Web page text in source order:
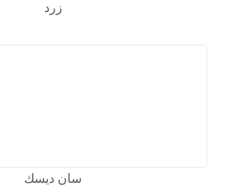
زرد
سان ديسك